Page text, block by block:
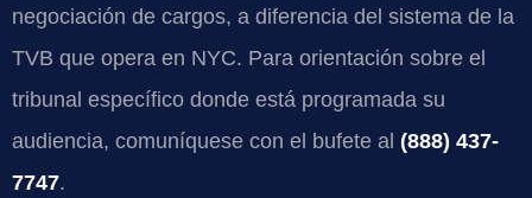
negociación de cargos, a diferencia del sistema de la
TVB que opera en NYC. Para orientación sobre el
tribunal específico donde está programada su
audiencia, comuníquese con el bufete al (888) 437-
7747.